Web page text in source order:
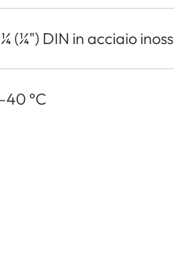
(¼") DIN in acciaio
°C
accessorio)